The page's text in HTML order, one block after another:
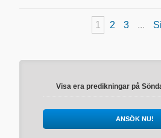
1 2 3 ...
Visa era predikningar på
ANSÖK NU!